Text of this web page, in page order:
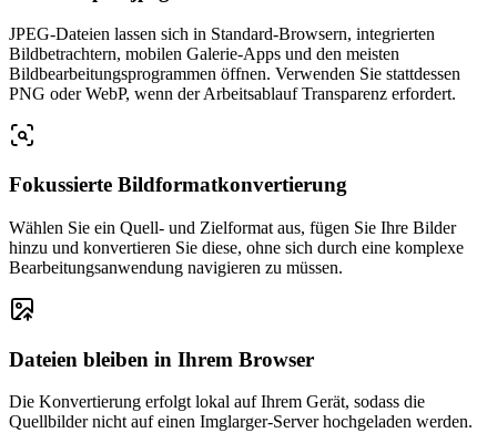
JPEG-Dateien lassen sich in Standard-Browsern, integrierten
Bildbetrachtern, mobilen Galerie-Apps und den meisten
Bildbearbeitungsprogrammen öffnen. Verwenden Sie stattdessen
PNG oder WebP, wenn der Arbeitsablauf Transparenz erfordert.
Fokussierte Bildformatkonvertierung
Wählen Sie ein Quell- und Zielformat aus, fügen Sie Ihre Bilder
hinzu und konvertieren Sie diese, ohne sich durch eine komplexe
Bearbeitungsanwendung navigieren zu müssen.
Dateien bleiben in Ihrem Browser
Die Konvertierung erfolgt lokal auf Ihrem Gerät, sodass die
Quellbilder nicht auf einen Imglarger-Server hochgeladen werden.